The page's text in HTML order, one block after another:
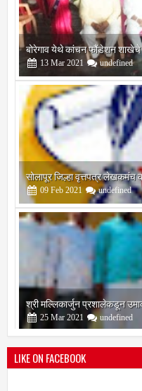
बोरेगाव येथे कांचन फौंडेशन
13 Mar 2021 undefined
सोलापूर जिल्हा वृत्तपत्र
09 Feb 2021 undefined
श्री मल्लिकार्जुन प्रशालेकडून
25 Mar 2021 undefined
LIKE ON FACEBOOK